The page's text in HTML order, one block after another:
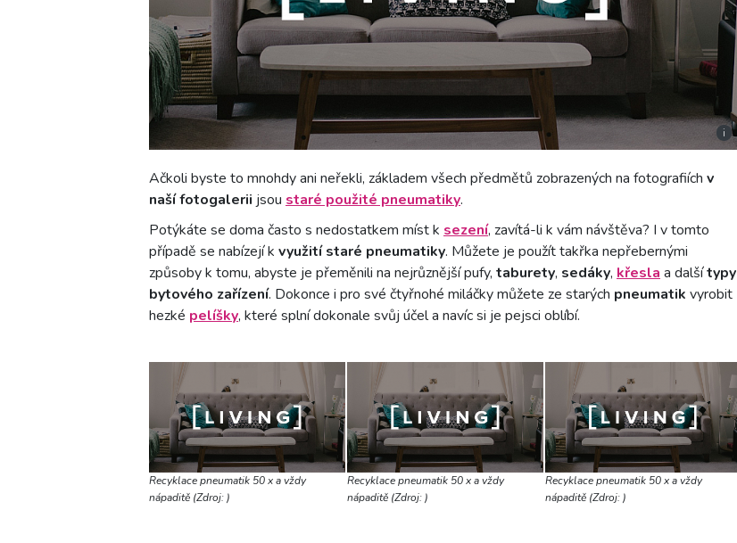
i
Ačkoli byste to mnohdy ani neřekli, základem všech předmětů zobrazených na fotografiích v
naší fotogalerii jsou staré použité pneumatiky.
Potýkáte se doma často s nedostatkem míst k sezení, zavítá-li k vám návštěva? I v tomto
případě se nabízejí k využití staré pneumatiky. Můžete je použít takřka nepřebernými
způsoby k tomu, abyste je přeměnili na nejrůznější pufy, taburety, sedáky, křeslaa dalšítypy
bytového zařízení. Dokonce i pro své čtyřnohé miláčky můžete ze starých pneumatik vyrobit
hezké pelíšky, které splní dokonale svůj účel a navíc si je pejsci oblíbí.
Recyklace pneumatik 50 x a vždy
nápaditě (Zdroj: )
Recyklace pneumatik 50 x a vždy
nápaditě (Zdroj: )
Recyklace pneumatik 50 x a vždy
nápaditě (Zdroj: )